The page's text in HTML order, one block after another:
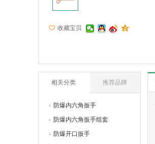
收藏宝贝
相关分类 推荐品牌
防爆内六角扳手
防爆内六角扳手组套
防爆开口扳手